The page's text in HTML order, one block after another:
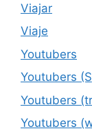
Viajar
Viaje
Youtubers
Youtubers
Youtubers
Youtubers